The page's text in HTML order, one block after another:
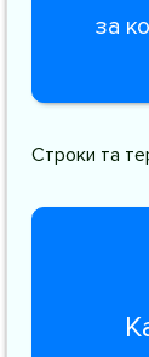
за
Строки та